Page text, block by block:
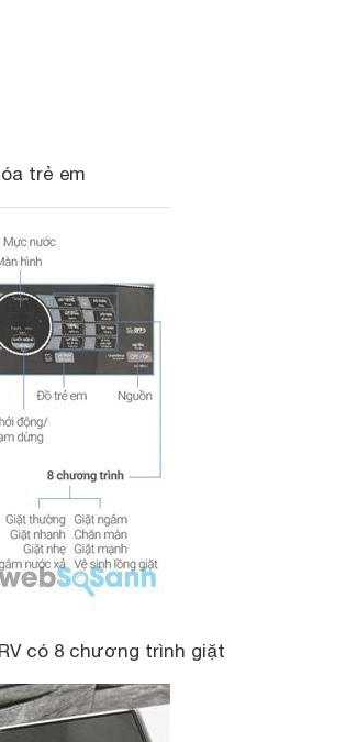
trẻ em
có 8 chương trình giặt